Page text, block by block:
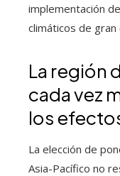
implementación
climáticos de gran
La región
cada vez
los
La elección de
Asia-Pacífico no